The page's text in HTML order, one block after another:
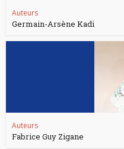
Auteurs
Germain-Arsène Kadi
Auteurs
Fabrice Guy Zigane